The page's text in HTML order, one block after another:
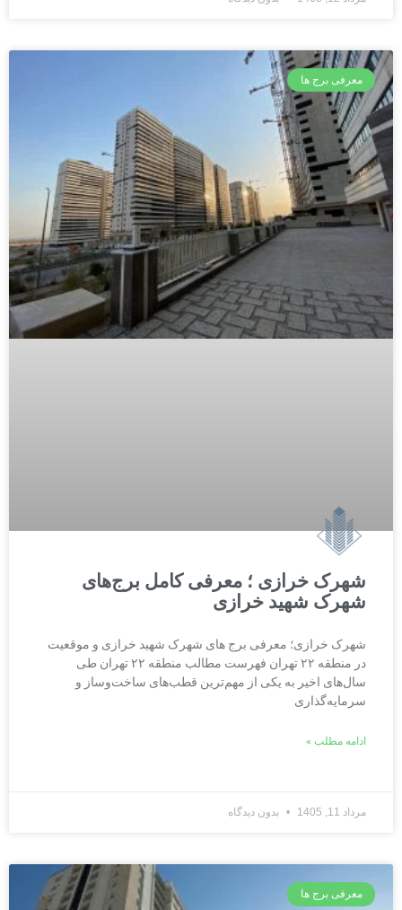
معرفی برج ها
شهرک خرازی ؛ معرفی کامل برج‌های
شهرک شهید خرازی
شهرک خرازی؛ معرفی برج‌ های شهرک شهید خرازی و موقعیت
در منطقه ۲۲ تهران فهرست مطالب منطقه ۲۲ تهران طی
سال‌های اخیر به یکی از مهم‌ترین قطب‌های ساخت‌وساز و
سرمایه‌گذاری
ادامه مطلب »
مرداد 11, 1405 بدون دیدگاه
معرفی برج ها